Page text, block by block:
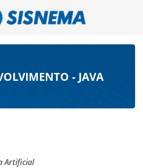
- JAVA
Artificial